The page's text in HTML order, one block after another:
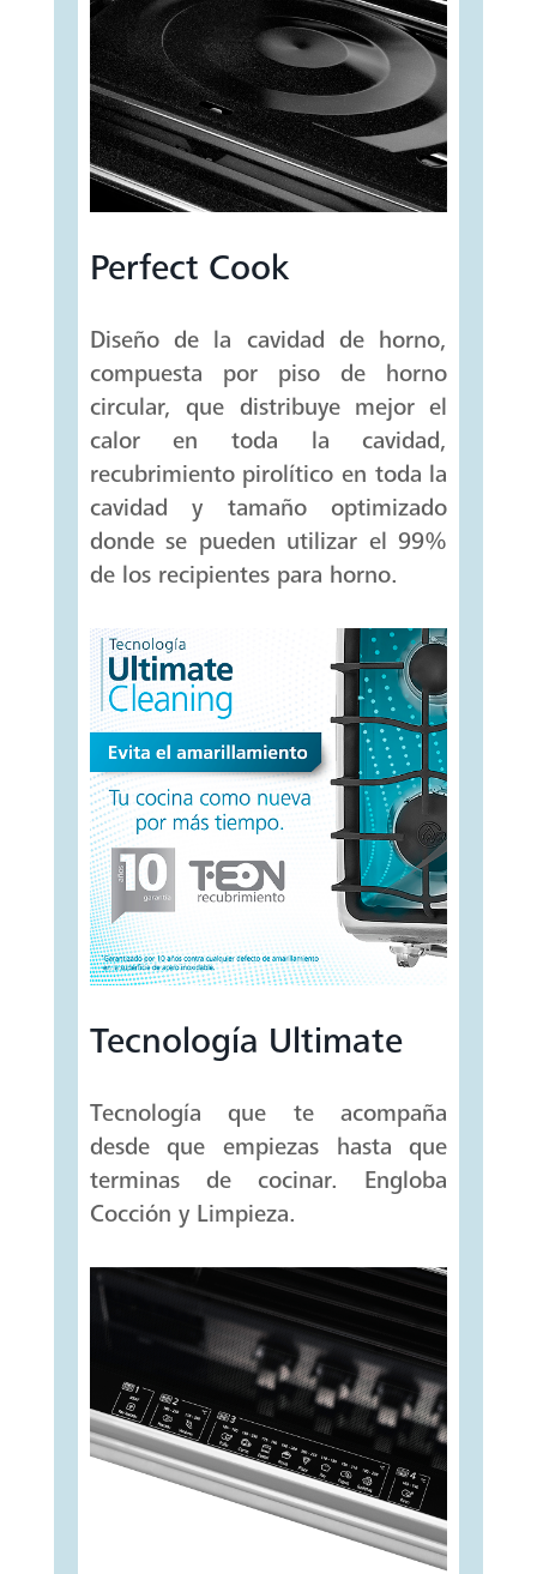
Perfect Cook
Diseño de la cavidad de horno,
compuesta por piso de horno
circular, que distribuye mejor el
calor en toda la cavidad,
recubrimiento pirolítico en toda la
cavidad y tamaño optimizado
donde se pueden utilizar el 99%
de los recipientes para horno.
Tecnología Ultimate
Tecnología que te acompaña
desde que empiezas hasta que
terminas de cocinar. Engloba
Cocción y Limpieza.